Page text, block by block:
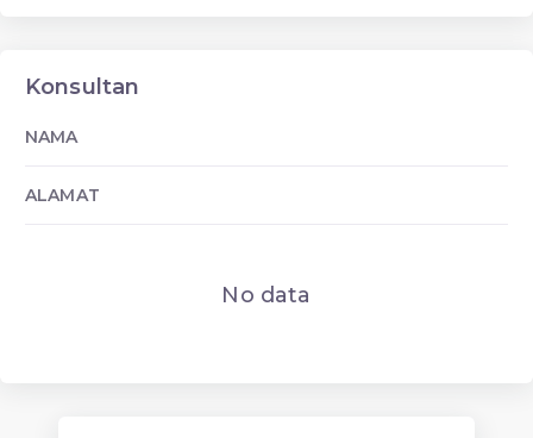
Konsultan
NAMA
ALAMAT
No data